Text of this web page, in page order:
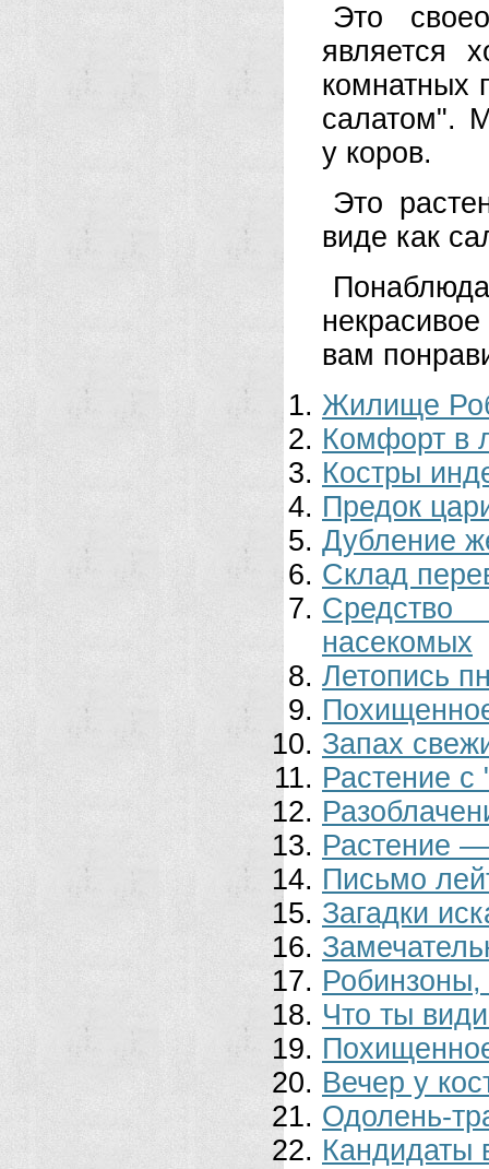
Это
является
комнатных
салатом".
у коров.
Это
виде как
вам
Жилище
Комфорт в
Костры
Предок
Дубление
Склад
Средство
насекомых
Летопись
Запах
Растение
Растение
Письмо
Загадки
Что ты
Вечер у
Одолень-
Кандидаты